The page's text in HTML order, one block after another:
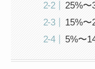
25%〜
15%〜
5%〜